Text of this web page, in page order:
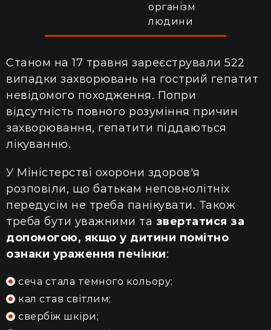
організм
людини
Станом на 17 травня зареєстрували 522
випадки захворювань на гострий гепатит
невідомого походження. Попри
відсутність повного розуміння причин
захворювання, гепатити піддаються
лікуванню.
У Міністерстві охорони здоров'я
розповіли, що батькам неповнолітніх
передусім не треба панікувати. Також
треба бути уважними та звертатися за
допомогою, якщо у дитини помітно
ознаки ураження печінки:
сеча стала темного кольору;
кал став світлим;
свербіж шкіри;